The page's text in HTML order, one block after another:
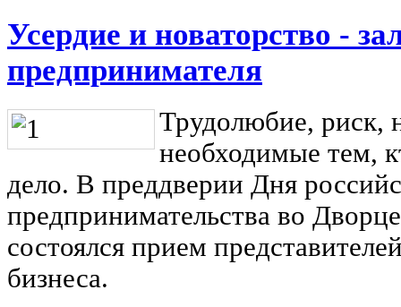
Усердие и новаторство -
предпринимателя
Трудолюбие, риск,
необходимые тем,
дело. В преддверии Дня
предпринимательства во
состоялся прием
бизнеса.